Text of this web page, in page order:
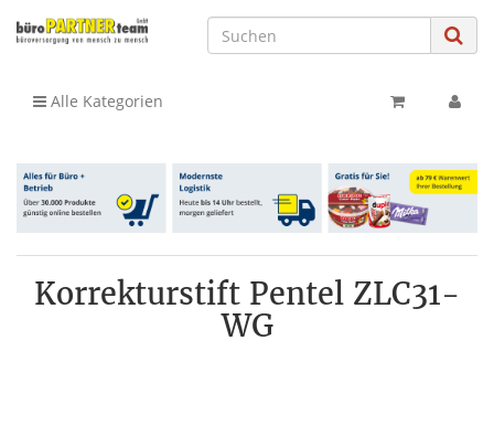
Alle Kategorien
Korrekturstift Pentel ZLC31-
WG